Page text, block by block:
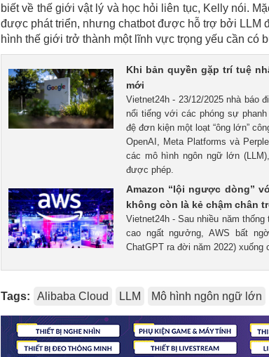
biết về thế giới vật lý và học hỏi liên tục, Kelly nói.
được phát triển, nhưng chatbot được hỗ trợ bởi LLM
hình thế giới trở thành một lĩnh vực trọng yếu cần có
Khi bản quyền gặp trí tuệ
mới
Vietnet24h - 23/12/2025 nhà báo
nổi tiếng với các phóng sự
đệ đơn kiện một loạt “ông lớn”
OpenAI, Meta Platforms và
các mô hình ngôn ngữ lớn
được phép.
Amazon “lội ngược dòng”
không còn là kẻ chậm chân
Vietnet24h - Sau nhiều năm
cao ngất ngưởng, AWS bất
ChatGPT ra đời năm 2022) xuống
Tags: Alibaba Cloud LLM Mô hình ngôn ngữ lớn